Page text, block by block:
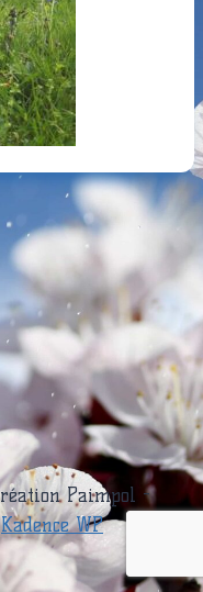
Paimpol -
Kadence WP